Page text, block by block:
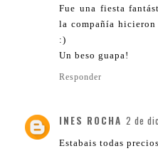
Fue una fiesta
la compañía hicieron
:)
Un beso guapa!
Responder
INES ROCHA 2 de
Estabais todas